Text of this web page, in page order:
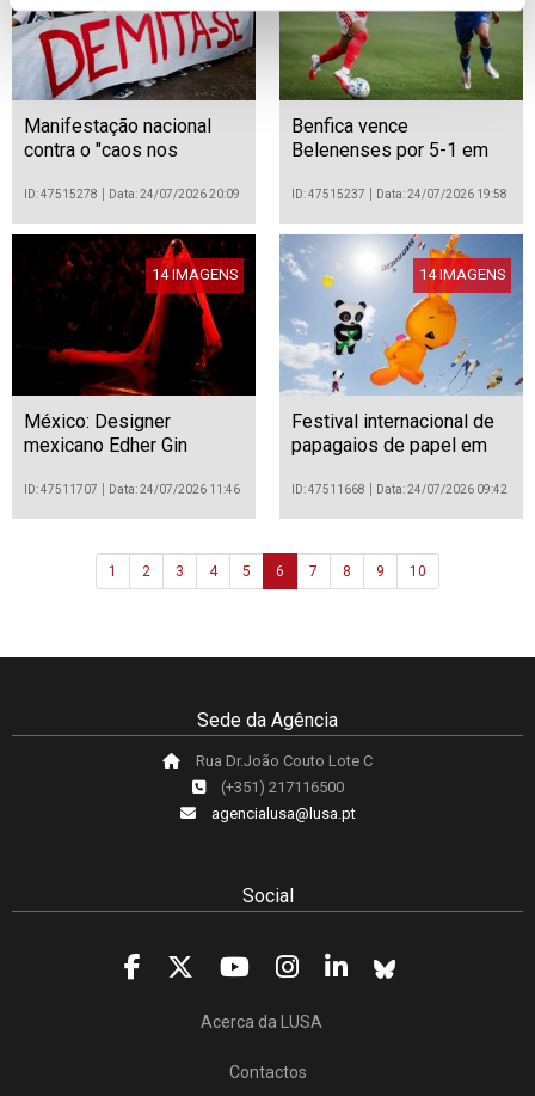
Manifestação nacional
contra o "caos nos
Lisboa
ID: 47515278 Data: 24/07/2026 20:09
Benfica vence
Belenenses por 5-1 em
temporada 2026/27
ID: 47515237 Data: 24/07/2026 19:58
14 IMAGENS
México: Designer
mexicano Edher Gin
«Living Gold» na
Intermoda
ID: 47511707 Data: 24/07/2026 11:46
14 IMAGENS
Festival internacional de
papagaios de papel em
ID: 47511668 Data: 24/07/2026 09:42
1 2 3 4 5 6 7 8 9 10
Sede da Agência
Rua Dr.João Couto Lote C
(+351) 217116500
agencialusa@lusa.pt
Social
Acerca da LUSA
Contactos